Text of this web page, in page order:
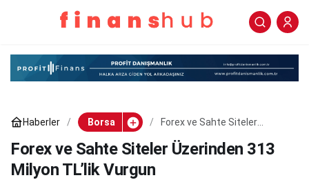
Haberler Borsa
Forex ve Sahte Siteler
Vurgun
Forex ve Sahte Siteler Üzerinden 313
Milyon TL’lik Vurgun
Forex ve Sahte Siteler
Üzerinden 313 Milyon
0 Paylaş